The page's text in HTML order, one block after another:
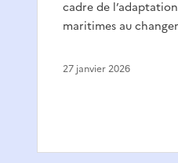
cadre de
maritimes au
27 janvier 2026